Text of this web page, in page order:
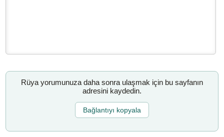
Rüya yorumunuza daha sonra ulaşmak için bu sayfanın
adresini kaydedin.
Bağlantıyı kopyala